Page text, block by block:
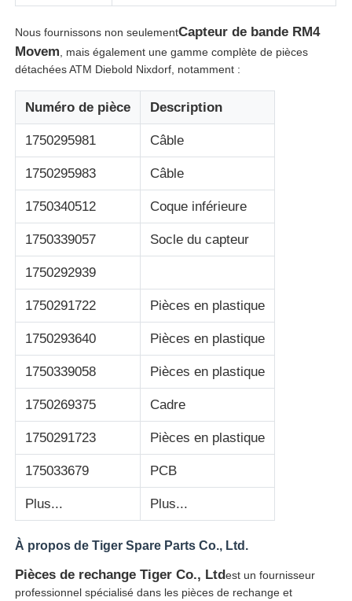
Pièces ATM NCR
Pièces d'atmosphère de Wincor
Pièces de distributeurs Hyosung
Pièces de distributeurs automatiques Fujitsu
Pièces de distributeurs automatiques Hitachi
Pièces d'atmosphère de GRG
Pièces de guichet automatique Glory NMD
Pièces de distributeurs automatiques OKI
Parties Genmega ATM
Accepteur de factures
Tri des billets de banque
Nous fournissons non seulementCapteur de bande RM4
Movem , mais également une gamme complète de pièces
détachées ATM Diebold Nixdorf, notamment :
Numéro de pièce Description
1750295981 Câble
1750295983 Câble
1750340512 Coque inférieure
1750339057 Socle du capteur
1750292939
1750291722 Pièces en plastique
1750293640 Pièces en plastique
1750339058 Pièces en plastique
1750269375 Cadre
1750291723 Pièces en plastique
175033679 PCB
Plus... Plus...
À propos de Tiger Spare Parts Co., Ltd.
Pièces de rechange Tiger Co., Ltdest un fournisseur
professionnel spécialisé dans les pièces de rechange et